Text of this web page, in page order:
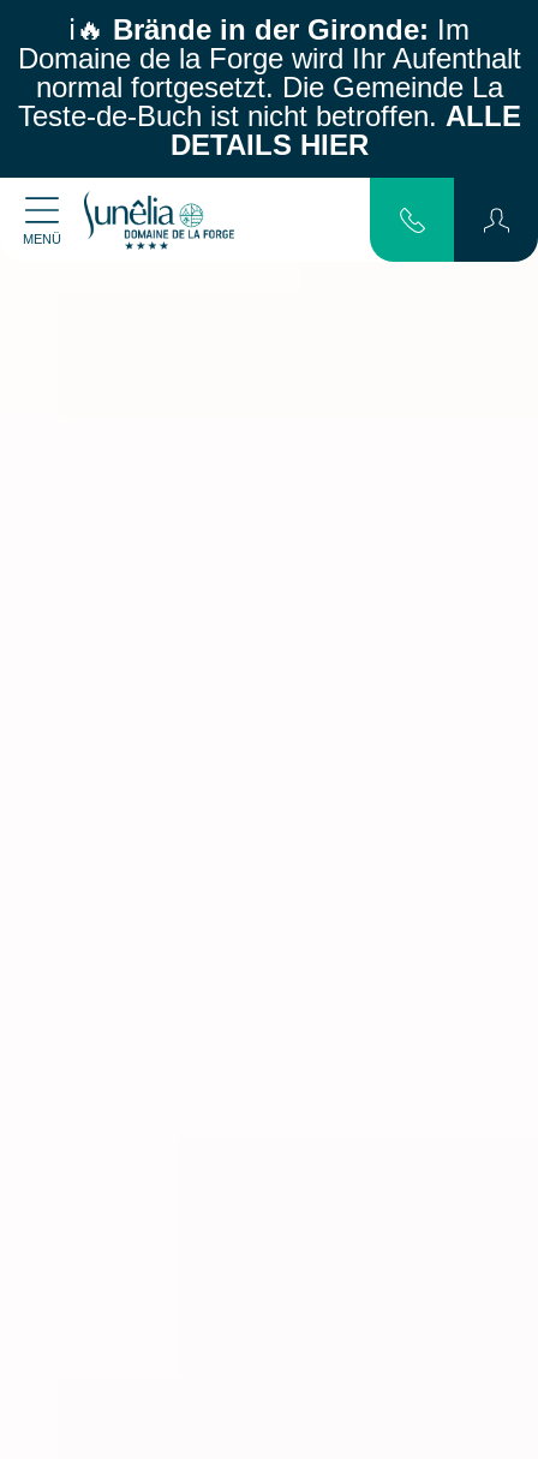
ℹ️🔥 Brände in der Gironde: Im
Domaine de la Forge wird Ihr Aufenthalt
normal fortgesetzt. Die Gemeinde La
Teste-de-Buch ist nicht betroffen. ALLE
DETAILS HIER
MENÜ